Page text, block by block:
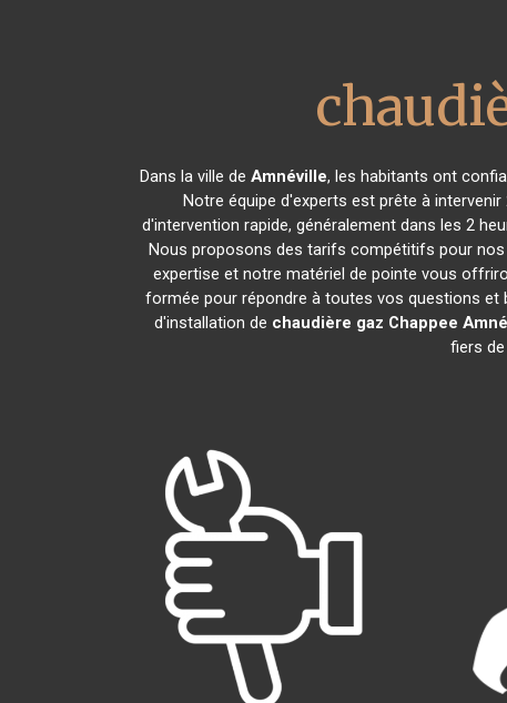
Dans la ville de Amnéville, les habitants ont
Notre équipe d'experts est prête à
d'intervention rapide, généralement dans les 2
Nous proposons des tarifs compétitifs pour
expertise et notre matériel de pointe vous
formée pour répondre à toutes vos questions et
d'installation de chaudière gaz Chappee
fiers